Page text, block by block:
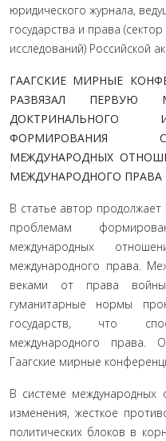
юридического журнала,
государства и права
исследований) Российской
ГААГСКИЕ МИРНЫЕ
РАЗВЯЗАЛ
ДОКТРИНАЛЬНОГО
ФОРМИРОВАНИЯ
МЕЖДУНАРОДНЫХ
МЕЖДУНАРОДНОГО ПРАВА
В статье автор
проблемам
международных
международного права.
веками от права
гуманитарные нормы
государств, что
международного
Гаагские мирные
В системе
изменения, жесткое
политических блоков в